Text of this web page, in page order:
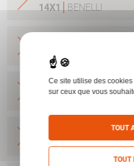
14X1 BENELLI
BENELLI
CARA LUPO OPTIFADE OP
14X1 BENELLI
Ce site utilise des
sur ceux que vous
TOUT
TOUT